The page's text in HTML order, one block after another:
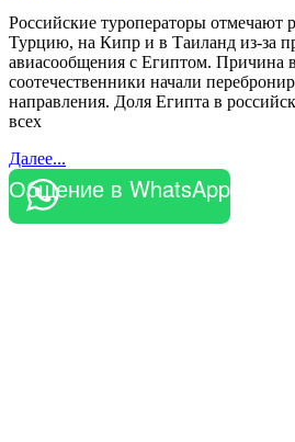
Российские туроператоры отмечают
Турцию, на Кипр и в Таиланд из-за
авиасообщения с Египтом. Причина
соотечественники начали
направления. Доля Египта в
всех
Далее...
Общение в WhatsApp